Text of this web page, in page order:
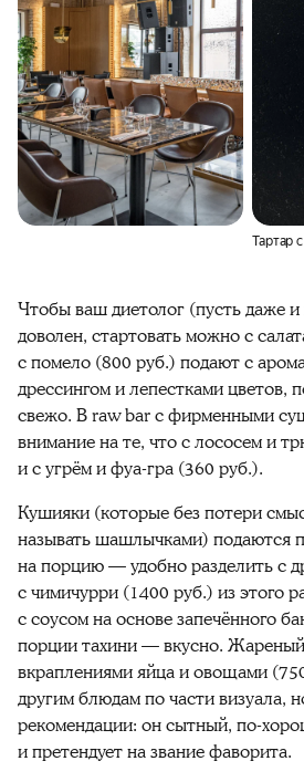
Тартар
Чтобы ваш диетолог (пусть даже
доволен, стартовать можно с
с помело (800 руб.) подают с
дрессингом и лепестками цветов,
свежо. В raw bar с фирменными
внимание на те, что с лососем и
и с угрём и фуа-гра (360 руб.).
Кушияки (которые без потери
называть шашлычками) подаются
на порцию — удобно разделить с
с чимичурри (1400 руб.) из этого
с соусом на основе запечённого
порции тахини — вкусно.
вкраплениями яйца и овощами
другим блюдам по части визуала,
рекомендации: он сытный, по-
и претендует на звание фаворита.